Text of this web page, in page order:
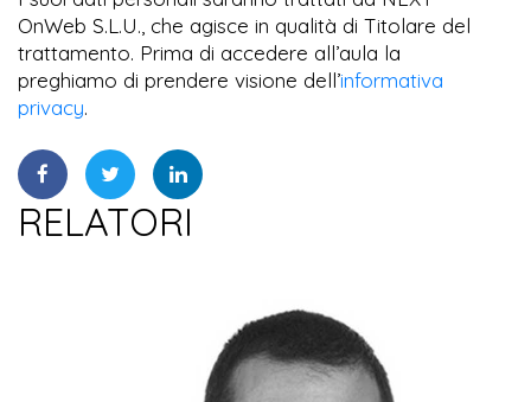
OnWeb S.L.U., che agisce in qualità di Titolare del
trattamento. Prima di accedere all’aula la
preghiamo di prendere visione dell’informativa
privacy.
RELATORI